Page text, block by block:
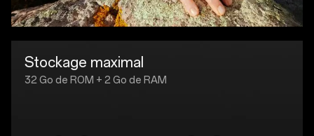
Stockage maximal
32 Go de ROM + 2 Go de RAM